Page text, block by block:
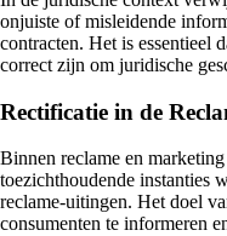
onjuiste of misleidende
contracten. Het is essentieel
correct zijn om juridische
Rectificatie in de
Binnen reclame en
toezichthoudende instanties
reclame-uitingen. Het doel
consumenten te informeren